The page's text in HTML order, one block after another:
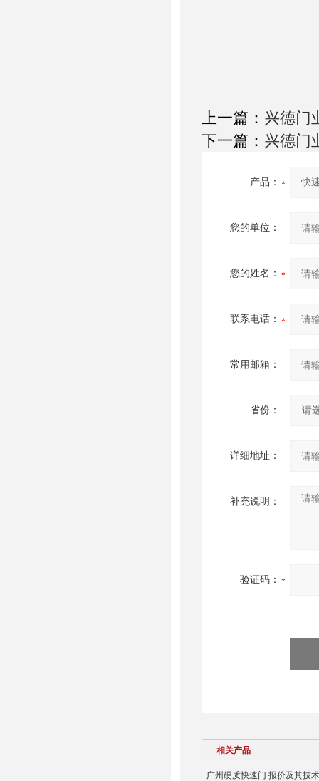
上一篇： 兴德门
下一篇： 兴德门
产品：
您的单位：
您的姓名：
联系电话：
常用邮箱：
省份：
详细地址：
补充说明：
验证码：
相关产品
广州硬质快速门 报价及其技